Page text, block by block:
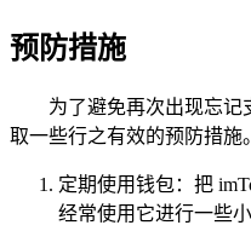
预防措施
为了避免再次出现忘记
取一些行之有效的预防措施。
定期使用钱包：把
经常使用它进行一些